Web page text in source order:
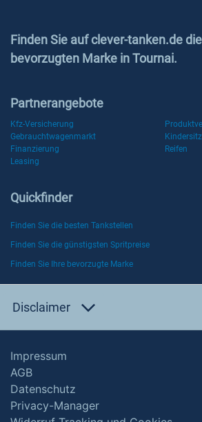
Finden Sie auf clever-tanken.de
bevorzugten Marke in Tournai.
Partnerangebote
Kfz-Versicherung
Gebrauchtwagenmarkt
Finanzierung
Reifen
Leasing
Quickfinder
Finden Sie die besten Tankstellen
Finden Sie die günstigsten Spritpreise
Finden Sie Ihre bevorzugte Marke
Disclaimer
Impressum
AGB
Datenschutz
Privacy-Manager